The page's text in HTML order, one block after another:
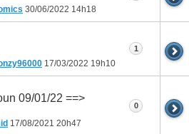
30/06/2022 14h18
17/03/2022 19h10
1
09/01/22 ==>
17/08/2021 20h47
0